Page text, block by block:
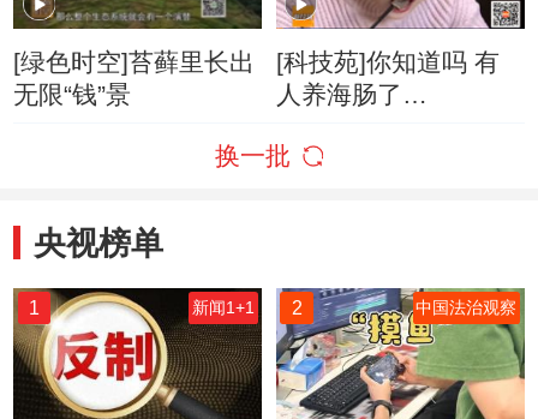
[绿色时空]苔藓里长出
无限“钱”景
[科技苑]你知道吗 有
人养海肠了
换一批
央视榜单
1 新闻1+1 2 中国法治观察